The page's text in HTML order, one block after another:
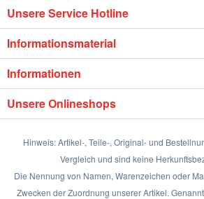
Unsere Service Hotline
Informationsmaterial
Informationen
Unsere Onlineshops
Hinweis: Artikel-, Teile-, Original- und
Vergleich und sind keine
Die Nennung von Namen, Warenzeichen oder
Zwecken der Zuordnung unserer Artikel.